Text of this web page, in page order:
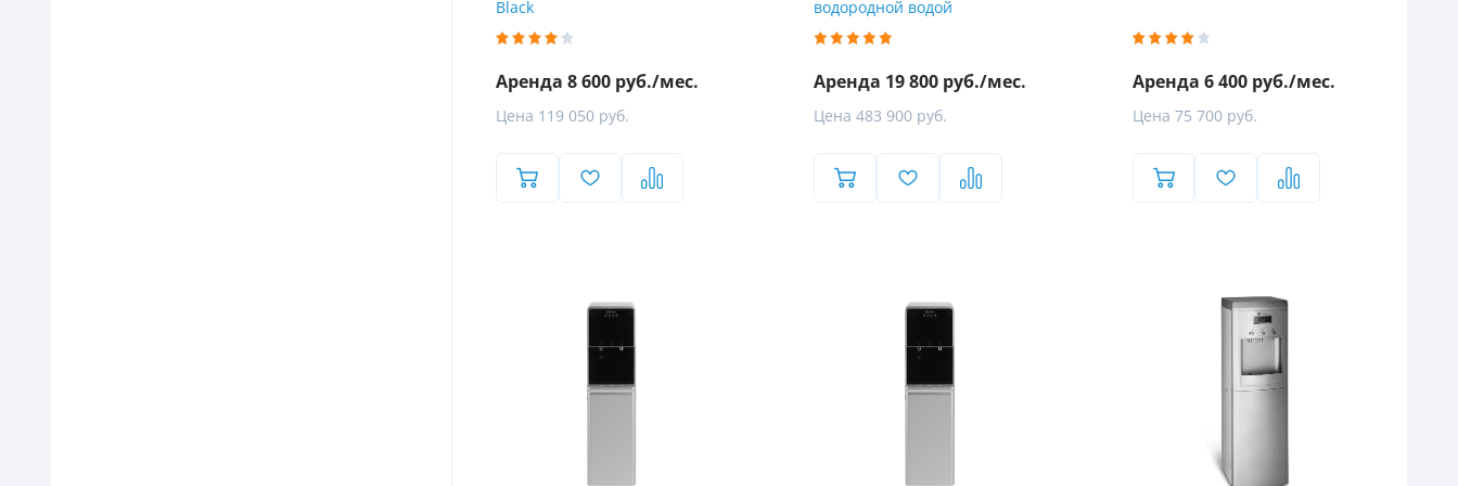
Black
Аренда 8 600 руб./мес.
Цена 119 050 руб.
водородной водой
Аренда 19 800 руб./мес.
Цена 483 900 руб.
Аренда 6 400 руб./мес.
Цена 75 700 руб.